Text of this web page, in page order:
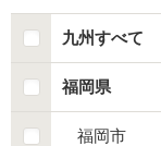
九州すべて
福岡県
福岡市